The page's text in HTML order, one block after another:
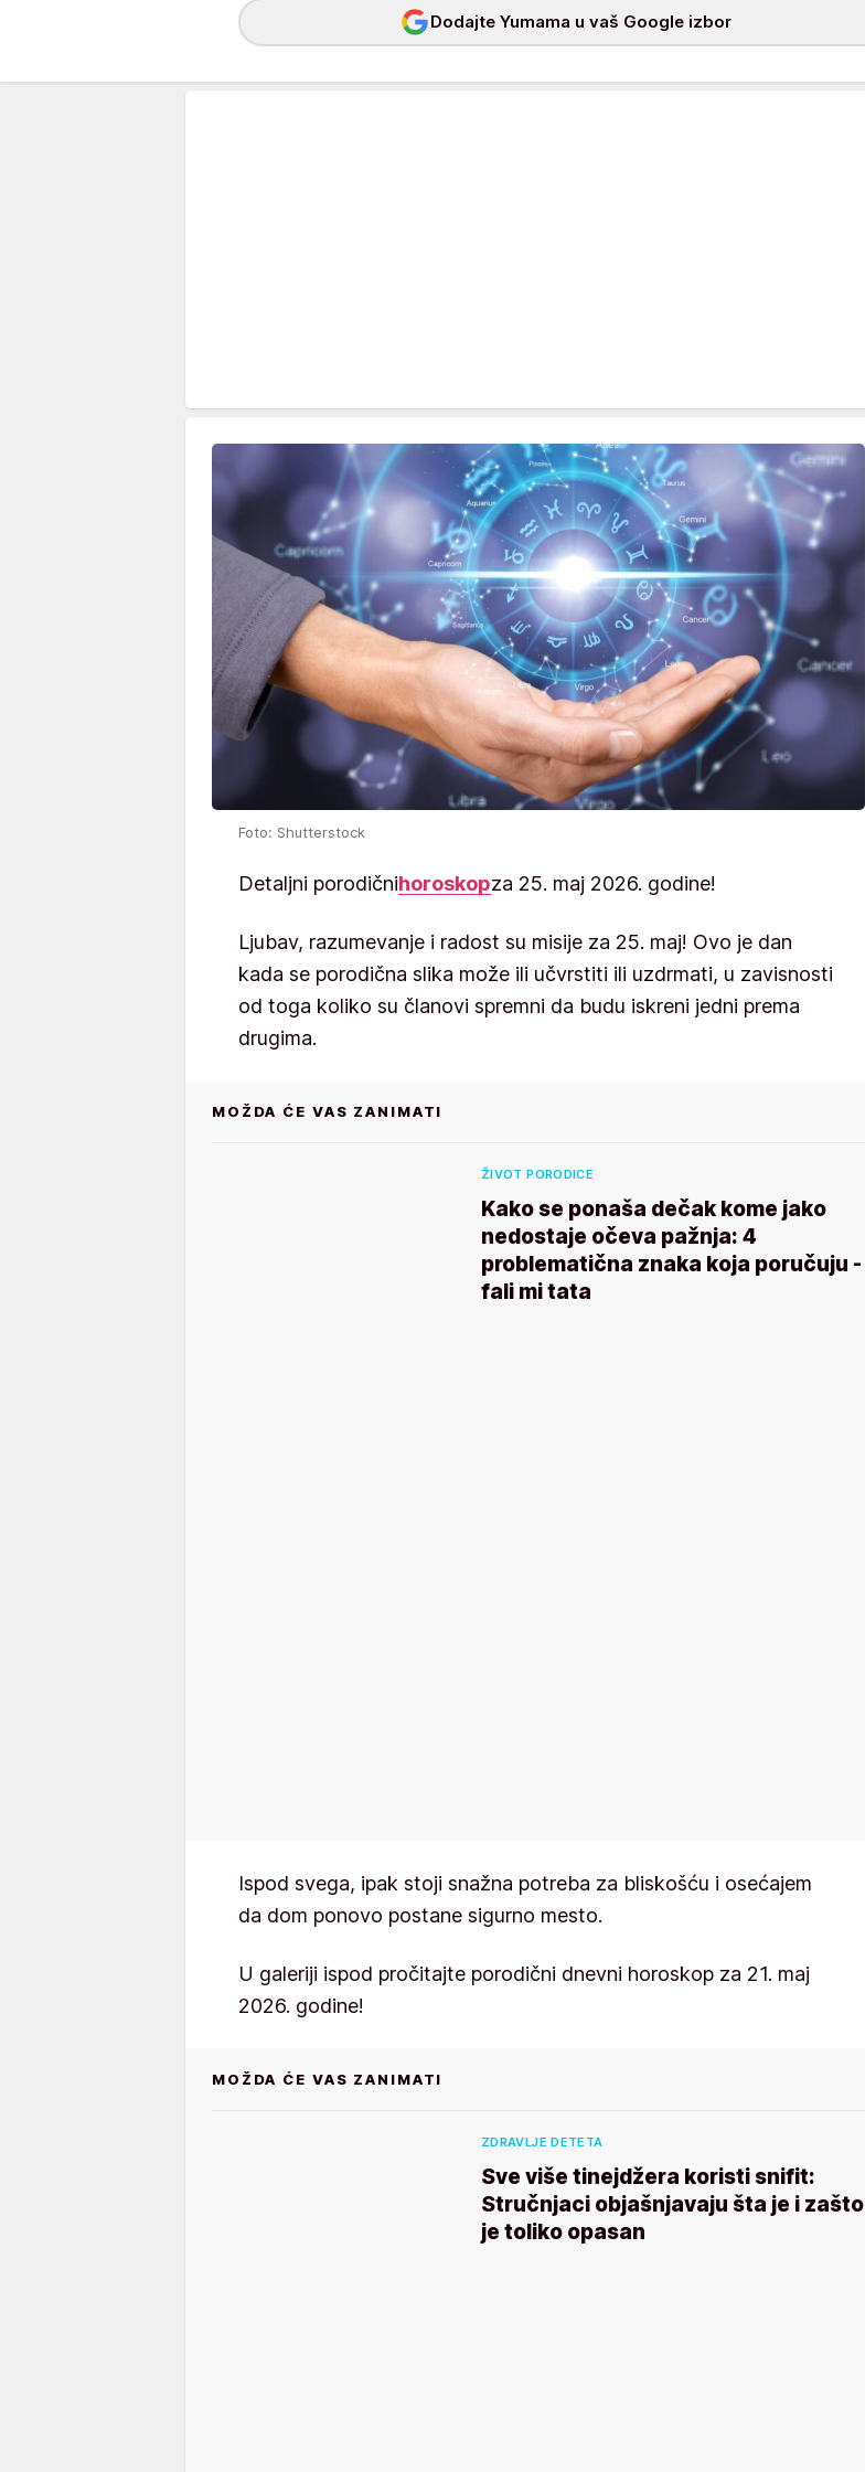
Dodajte Yumama u vaš Google izbor
Foto: Shutterstock
Detaljni porodičnihoroskopza 25. maj 2026. godine!
Ljubav, razumevanje i radost su misije za 25. maj! Ovo je dan
kada se porodična slika može ili učvrstiti ili uzdrmati, u zavisnosti
od toga koliko su članovi spremni da budu iskreni jedni prema
drugima.
MOŽDA ĆE VAS ZANIMATI
ŽIVOT PORODICE
Kako se ponaša dečak kome jako
nedostaje očeva pažnja: 4
problematična znaka koja poručuju -
fali mi tata
Ispod svega, ipak stoji snažna potreba za bliskošću i osećajem
da dom ponovo postane sigurno mesto.
U galeriji ispod pročitajte porodični dnevni horoskop za 21. maj
2026. godine!
MOŽDA ĆE VAS ZANIMATI
ZDRAVLJE DETETA
Sve više tinejdžera koristi snifit:
Stručnjaci objašnjavaju šta je i zašto
je toliko opasan